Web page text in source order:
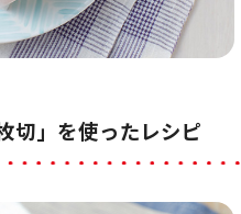
切」を使ったレシピ